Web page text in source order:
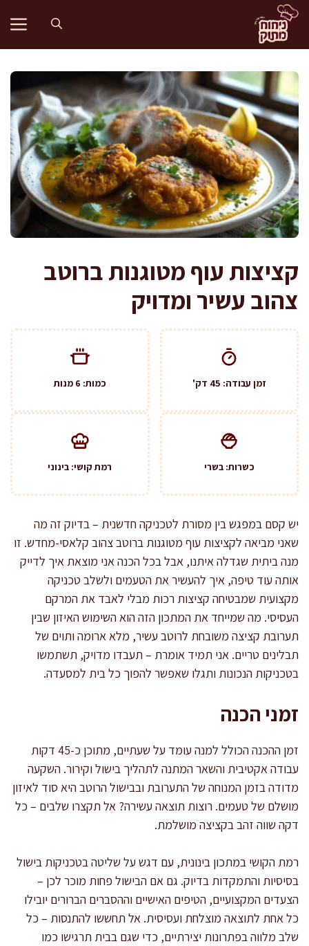
לדלג
לתוכן
קציצות עוף מטוגנות ברוטב
צהוב עשיר ומדויק
זמן עבודה: 45 דק' כמות: 6 מנות
כשרות: בשרי רמת קושי: בינוני
יש קסם במפגש בין מסורת לטכניקה חדשנית – בדיוק זה מה
שאני מביאה לקציצות עוף מטוגנות ברוטב צהוב קלאסי-מחדש. זו
מנה ביתית שגדלה איתנו, אבל בכל הכנה אני מוצאת איך לדייק
אותה עוד טיפה, איך להעשיר את הטעמים ולשלב טכניקה
מקצועית שמבטיחה קציצות רכות מבלי לאבד את המרקם
העסיסי. מה שמייחד את המתכון הזה הוא השימוש האיזון שבין
תערובת קציצה משובחת לרוטב עשיר, מלא ארומה ותוים של
תבלינים טריים. אני תמיד אומרת – תעבדו מדויק, תשתמשו
בטכניקות הנכונות ותגלו שאפשר להפוך כל בית למסעדה.
זמני הכנה
זמן ההכנה הכולל למנה עומד על שעתיים, מתוכן כ-45 דקות
עבודה אקטיבית והשאר המתנה לתהליך בישול וקירור. השקעה
מדודה בזמן המנוחה של התערובת ובבישול הרוטב היא סוד לאיזון
מושלם של טעמים. רוצות תוצאה עשירה? אל תקצרו שלבים – כל
דקה שווה זהב בקציצה מושלמת.
רמת הקושי במתכון בינונית, עם דגש על שליטה בטכניקות בישול
בסיסיות והתמקדות בדיוק. גם אם הבישול פחות מוכר לכן –
הצעדים המקצועיים, הטיפים האישיים וההסברים הברורים יובילו
כל אחת לתוצאה מוצלחת ועסיסית. אל תחששו להתנסות – כל
שלב מלווה בפתרונות יצירתיים, כדי שגם בבית תרגישו כמו